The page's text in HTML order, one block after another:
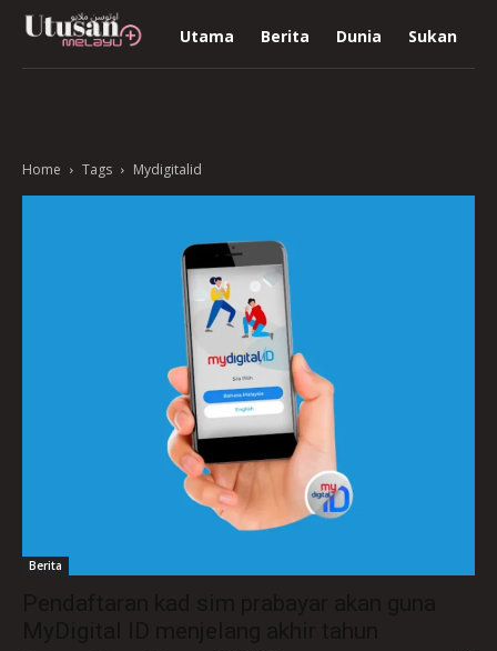
Utama Berita Dunia Sukan
Home Tags Mydigitalid
Berita